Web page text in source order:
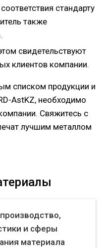
стандарту
также
свидетельствуют
клиентов компании.
списком продукции и
AstKZ, необходимо
Свяжитесь с
лучшим металлом
и сферы
материала